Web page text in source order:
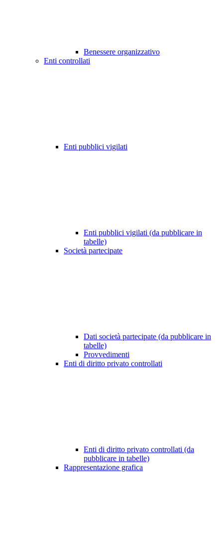
Benessere organizzativo
Enti controllati
Enti pubblici vigilati
Enti pubblici vigilati (da pubblicare in
tabelle)
Società partecipate
Dati società partecipate (da pubblicare in
tabelle)
Provvedimenti
Enti di diritto privato controllati
Enti di diritto privato controllati (da
pubblicare in tabelle)
Rappresentazione grafica